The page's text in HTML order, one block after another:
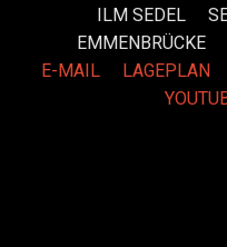
ILM SEDEL
EMMENBRÜCKE
E-MAIL
LAGEPLAN